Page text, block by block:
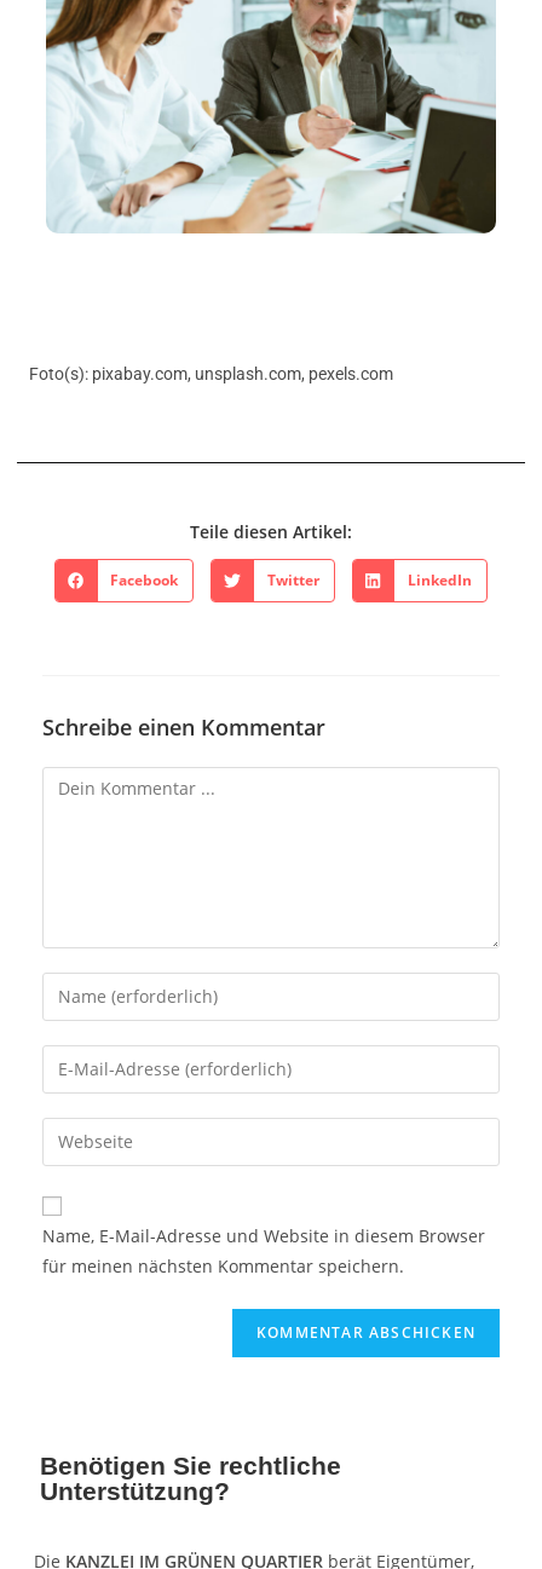
Foto(s): pixabay.com, unsplash.com, pexels.com
Teile diesen Artikel:
Facebook Twitter LinkedIn
Schreibe einen Kommentar
Name, E-Mail-Adresse und Website in diesem Browser
für meinen nächsten Kommentar speichern.
Benötigen Sie rechtliche
Unterstützung?
Die KANZLEI IM GRÜNEN QUARTIER berät Eigentümer,